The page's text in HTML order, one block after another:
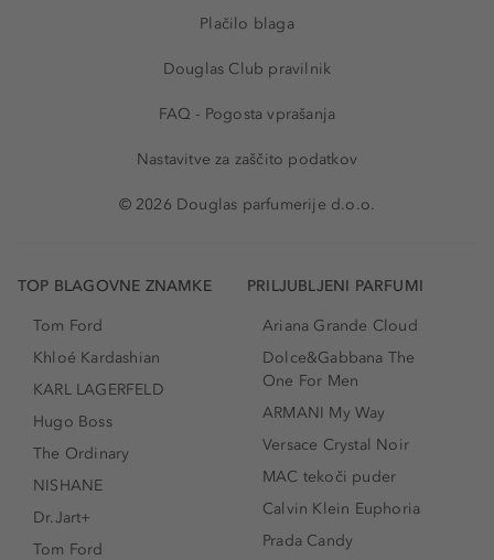
Plačilo blaga
Douglas Club pravilnik
FAQ - Pogosta vprašanja
Nastavitve za zaščito podatkov
© 2026 Douglas parfumerije d.o.o.
TOP BLAGOVNE ZNAMKE
Tom Ford
Khloé Kardashian
KARL LAGERFELD
Hugo Boss
The Ordinary
NISHANE
Dr.Jart+
Tom Ford
PRILJUBLJENI PARFUMI
Ariana Grande Cloud
Dolce&Gabbana The
One For Men
ARMANI My Way
Versace Crystal Noir
MAC tekoči puder
Calvin Klein Euphoria
Prada Candy